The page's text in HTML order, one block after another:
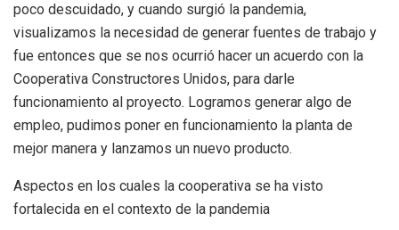
poco descuidado, y cuando surgió la pandemia,
visualizamos la necesidad de generar fuentes de trabajo y
fue entonces que se nos ocurrió hacer un acuerdo con la
Cooperativa Constructores Unidos, para darle
funcionamiento al proyecto. Logramos generar algo de
empleo, pudimos poner en funcionamiento la planta de
mejor manera y lanzamos un nuevo producto.
Aspectos en los cuales la cooperativa se ha visto
fortalecida en el contexto de la pandemia